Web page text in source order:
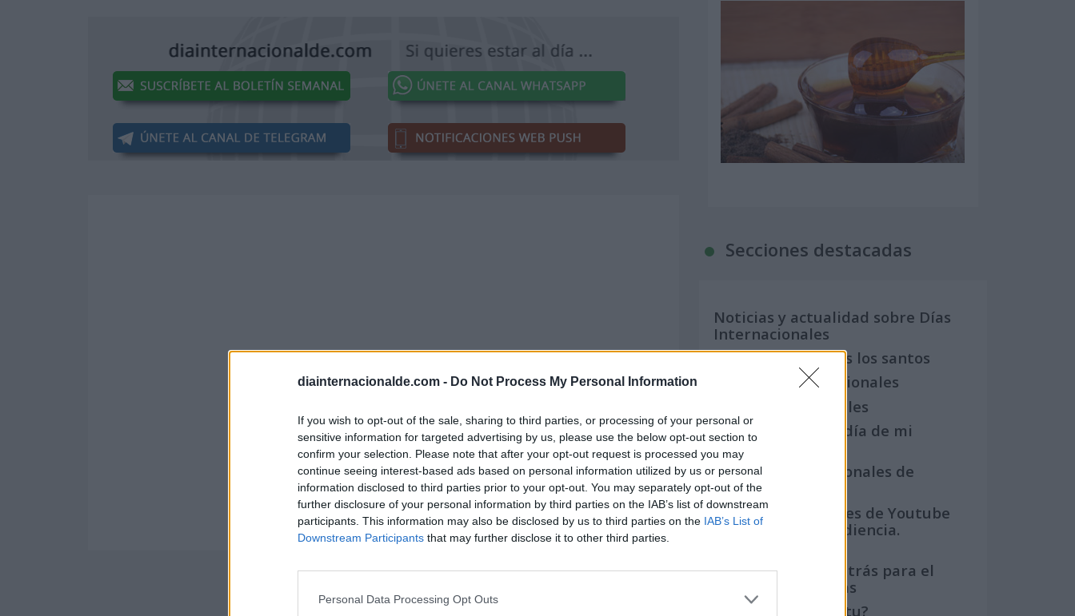
diainternacionalde.com - Do Not Process My Personal Information
If you wish to opt-out of the sale, sharing to third parties, or processing of your personal or
sensitive information for targeted advertising by us, please use the below opt-out section to
confirm your selection. Please note that after your opt-out request is processed you may
continue seeing interest-based ads based on personal information utilized by us or personal
information disclosed to third parties prior to your opt-out. You may separately opt-out of the
further disclosure of your personal information by third parties on the IAB’s list of downstream
participants. This information may also be disclosed by us to third parties on the IAB’s List of
Downstream Participants that may further disclose it to other third parties.
Personal Data Processing Opt Outs
Secciones destacadas
Noticias y actualidad sobre Días
Internacionales
Onomástica. Todos los santos
Semanas Internacionales
Años Internacionales
Qué se celebra el día de mi
cumpleaños
Eventos internacionales de
cultura
Los mejores canales de Youtube
según nuestra audiencia.
Crea una cuenta atrás para el
evento que quieras
¿Qué día crearías tu?